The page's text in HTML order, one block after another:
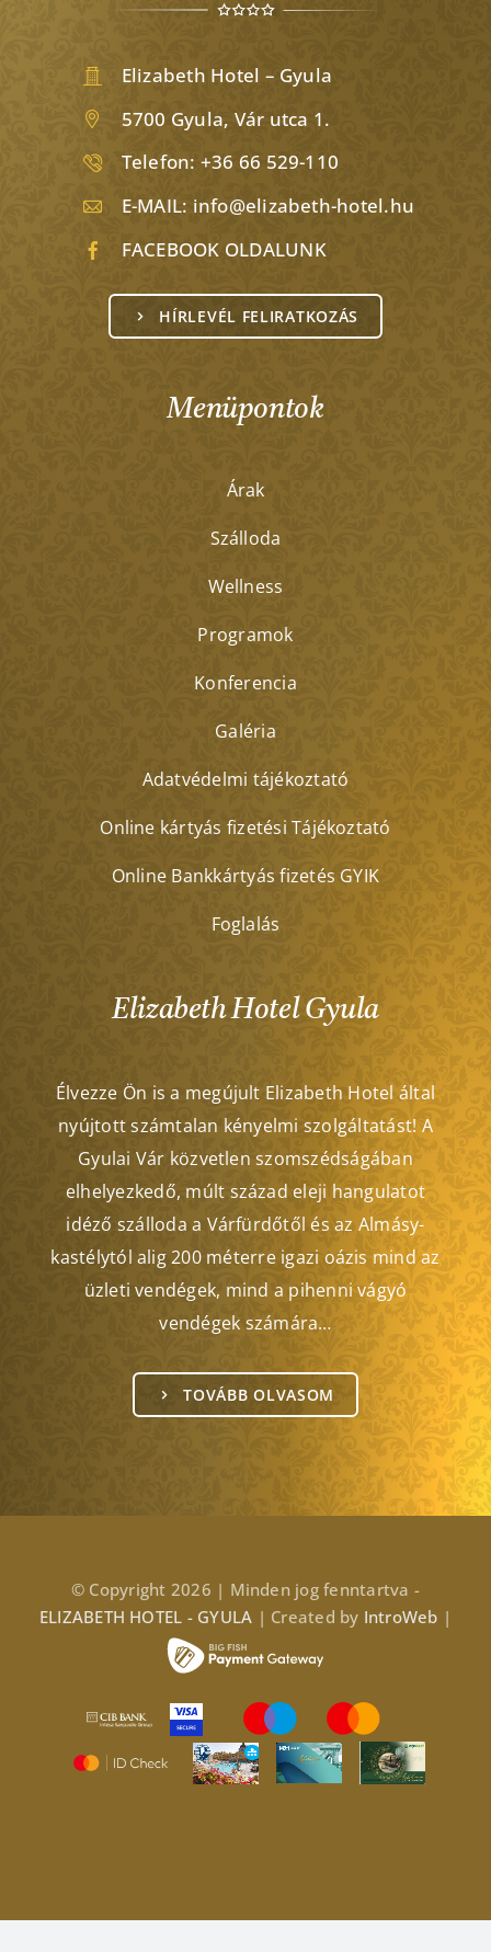
Elizabeth Hotel – Gyula
5700 Gyula, Vár utca 1.
Telefon: +36 66 529-110
E-MAIL: info@elizabeth-hotel.hu
FACEBOOK OLDALUNK
HÍRLEVÉL FELIRATKOZÁS
Menüpontok
Árak
Szálloda
Wellness
Programok
Konferencia
Galéria
Adatvédelmi tájékoztató
Online kártyás fizetési Tájékoztató
Online Bankkártyás fizetés GYIK
Foglalás
Elizabeth Hotel Gyula
Élvezze Ön is a megújult Elizabeth Hotel által
nyújtott számtalan kényelmi szolgáltatást! A
Gyulai Vár közvetlen szomszédságában
elhelyezkedő, múlt század eleji hangulatot
idéző szálloda a Várfürdőtől és az Almásy-
kastélytól alig 200 méterre igazi oázis mind az
üzleti vendégek, mind a pihenni vágyó
vendégek számára…
TOVÁBB OLVASOM
© Copyright 2026 | Minden jog fenntartva -
ELIZABETH HOTEL - GYULA | Created by IntroWeb |